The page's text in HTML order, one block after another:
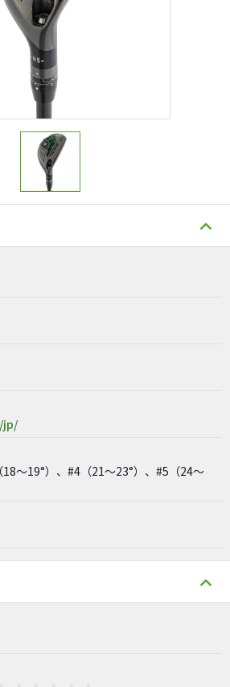
jp/
～19°）、#4（21～23°）、#5（24～